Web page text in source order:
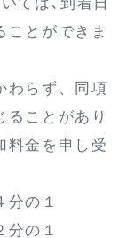
ことができま
わらず、同項
ることがあり
料金を申し受
分の１
分の１